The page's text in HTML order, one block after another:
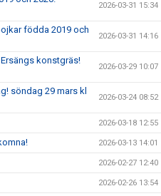
2026-03-31 15:34
födda 2019 och
2026-03-31 14:16
konstgräs!
2026-03-29 10:07
söndag 29 mars kl
2026-03-24 08:52
2026-03-18 12:55
2026-03-13 14:01
2026-02-27 12:40
2026-02-26 13:54